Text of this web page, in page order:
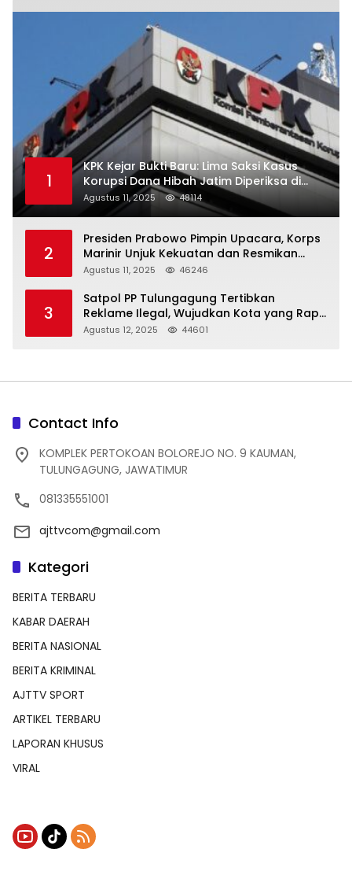
1
KPK Kejar Bukti Baru: Lima Saksi Kasus
Korupsi Dana Hibah Jatim Diperiksa di
Trenggalek
Agustus 11, 2025 48114
2
Presiden Prabowo Pimpin Upacara, Korps
Marinir Unjuk Kekuatan dan Resmikan
Struktur Baru
Agustus 11, 2025 46246
3
Satpol PP Tulungagung Tertibkan
Reklame Ilegal, Wujudkan Kota yang Rapi
dan Indah
Agustus 12, 2025 44601
Contact Info
KOMPLEK PERTOKOAN BOLOREJO NO. 9 KAUMAN,
TULUNGAGUNG, JAWATIMUR
081335551001
ajttvcom@gmail.com
Kategori
BERITA TERBARU
KABAR DAERAH
BERITA NASIONAL
BERITA KRIMINAL
AJTTV SPORT
ARTIKEL TERBARU
LAPORAN KHUSUS
VIRAL